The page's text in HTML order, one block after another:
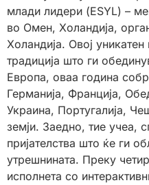
млади лидери (ESYL) –
во Омен, Холандија,
Холандија. Овој
традиција што ги
Европа, оваа година
Германија, Франција,
Украина, Португалија,
земји. Заедно, тие учеа,
пријателства што ќе ги
утрешнината. Преку
исполнета со